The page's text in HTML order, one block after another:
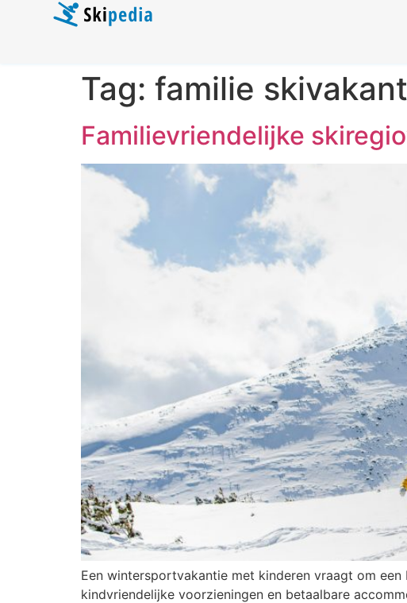
Tag: familie
Familievriendelijke
Een wintersportvakantie met kinderen vraagt om
kindvriendelijke voorzieningen en betaalbare